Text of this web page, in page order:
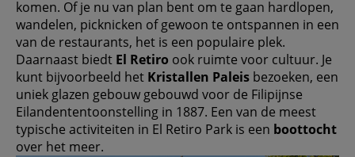
komen. Of je nu van plan bent om te gaan hardlopen,
wandelen, picknicken of gewoon te ontspannen in een
van de restaurants, het is een populaire plek.
Daarnaast biedt El Retiro ook ruimte voor cultuur. Je
kunt bijvoorbeeld het Kristallen Paleis bezoeken, een
uniek glazen gebouw gebouwd voor de Filipijnse
Eilandententoonstelling in 1887. Een van de meest
typische activiteiten in El Retiro Park is een boottocht
over het meer.